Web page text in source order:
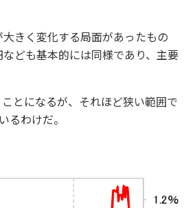
きく変化する局面があったもの
ども基本的には同様であり、主要
とになるが、それほど狭い範囲で
るわけだ。